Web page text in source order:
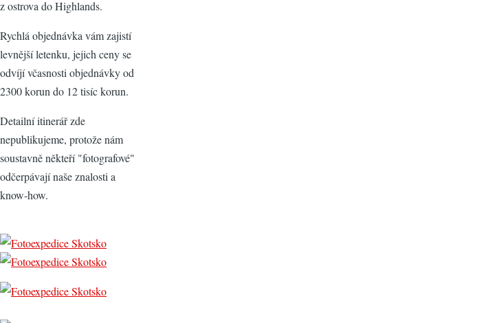
z ostrova do Highlands.
Rychlá objednávka vám zajistí
levnější letenku, jejich ceny se
odvíjí včasnosti objednávky od
2300 korun do 12 tisíc korun.
Detailní itinerář zde
nepublikujeme, protože nám
soustavně někteří "fotografové"
odčerpávají naše znalosti a
know-how.